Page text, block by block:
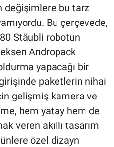
değişimlere bu tarz
Bu çerçevede,
Stäubli robotun
Andropack
yapacağı bir
paketlerin nihai
gelişmiş kamera ve
hem yatay hem de
veren akıllı tasarım
özel dizayn